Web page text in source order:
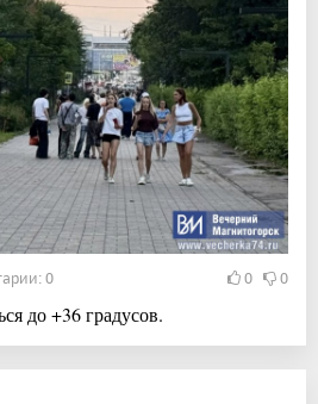
0 0 0
до +36 градусов.